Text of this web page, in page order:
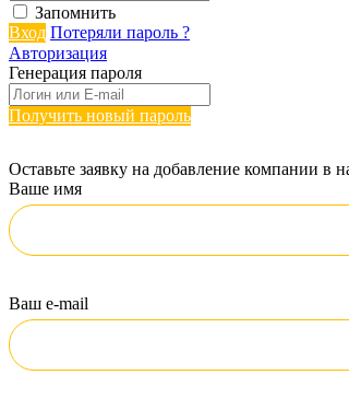
Запомнить
Вход Потеряли пароль ?
Авторизация
Генерация пароля
Получить новый пароль
Оставьте заявку на добавление компании в
Ваше имя
Ваш e-mail